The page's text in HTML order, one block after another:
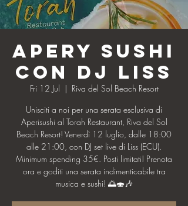
Apery Sushi
con Dj Liss
Fri 12 Jul
  |
Riva del Sol Beach Resort
Unisciti a noi per una serata esclusiva di
Aperisushi al Torah Restaurant, Riva del Sol
Beach Resort! Venerdì 12 luglio, dalle 18:00
alle 21:00, con DJ set live di Liss (ECU).
Minimum spending 35€. Posti limitati! Prenota
ora e goditi una serata indimenticabile tra
musica e sushi! 🌅🍣🎶